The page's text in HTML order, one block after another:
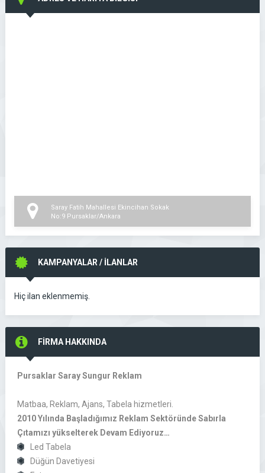
Saray Fatih Mahallesi Ekincihan Sokak
No:9 Pursaklar/Ankara
KAMPANYALAR / İLANLAR
Hiç ilan eklenmemiş.
FİRMA HAKKINDA
Pursaklar Saray Sungur Reklam
Matbaa, Reklam, Ajans, Tabela hizmetleri.
2010 Yılında Başladığımız Reklam Sektöründe Sabırla
Çıtamızı yükselterek Devam Ediyoruz…
Led Tabela
Düğün Davetiyesi